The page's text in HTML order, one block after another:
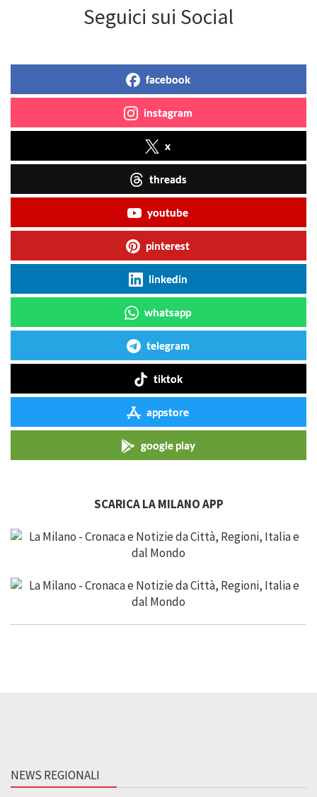
Seguici sui Social
facebook
instagram
x
threads
youtube
pinterest
linkedin
whatsapp
telegram
tiktok
appstore
google play
SCARICA LA MILANO APP
NEWS REGIONALI